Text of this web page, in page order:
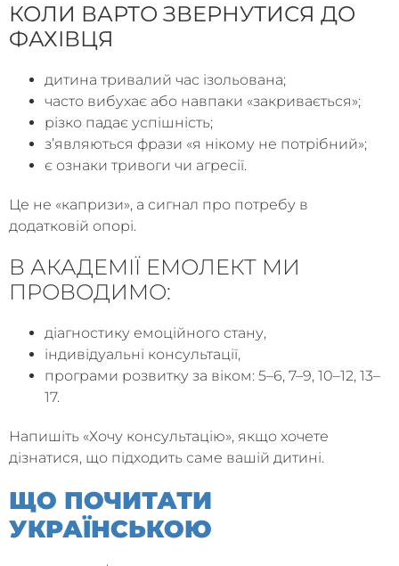
КОЛИ ВАРТО ЗВЕРНУТИСЯ ДО
ФАХІВЦЯ
дитина тривалий час ізольована;
часто вибухає або навпаки «закривається»;
різко падає успішність;
з’являються фрази «я нікому не потрібний»;
є ознаки тривоги чи агресії.
Це не «капризи», а сигнал про потребу в
додатковій опорі.
В АКАДЕМІЇ ЕМОЛЕКТ МИ
ПРОВОДИМО:
діагностику емоційного стану,
індивідуальні консультації,
програми розвитку за віком: 5–6, 7–9, 10–12, 13–
17.
Напишіть «Хочу консультацію», якщо хочете
дізнатися, що підходить саме вашій дитині.
ЩО ПОЧИТАТИ
УКРАЇНСЬКОЮ